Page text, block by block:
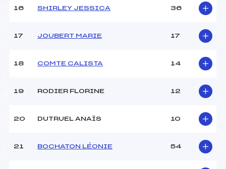
Pénalité appliquée :
16 SHIRLEY JESSICA 36
17 JOUBERT MARIE 17
18 COMTE CALISTA 14
19 RODIER FLORINE 12
20 DUTRUEL ANAÏS 10
21 BOCHATON LÉONIE 54